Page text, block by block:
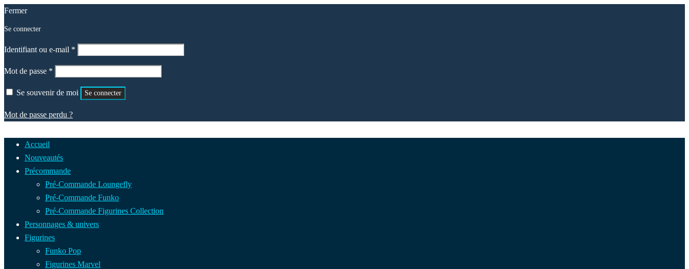
Fermer
Se connecter
Identifiant ou e-mail *
Mot de passe *
Se souvenir de moi Se connecter
Mot de passe perdu ?
Accueil
Nouveautés
Précommande
Pré-Commande Loungefly
Pré-Commande Funko
Pré-Commande Figurines Collection
Personnages & univers
Figurines
Funko Pop
Figurines Marvel